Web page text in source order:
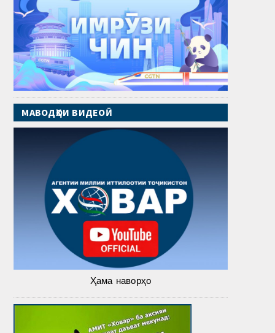
МАВОДҲОИ ВИДЕОӢ
Ҳама наворҳо